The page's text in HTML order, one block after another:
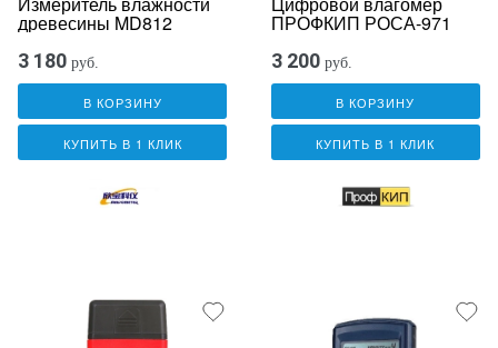
древесины MD812
3 180 руб.
В КОРЗИНУ
КУПИТЬ В 1 КЛИК
ПРОФКИП РОСА-971
3 200 руб.
В КОРЗИНУ
КУПИТЬ В 1 КЛИК